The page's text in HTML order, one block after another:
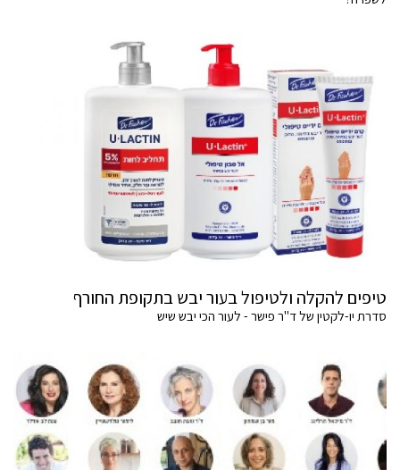
טיפים להקלה ולטיפול בעור יבש בתקופת החורף
סדרת יו-לקטין של ד"ר פישר - לעור הכי יבש שיש